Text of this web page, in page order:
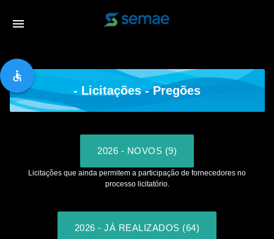
menu
accessible
- Licitações - Pregões
2026 - NOVOS (9)
Licitações que ainda permitem a participação de fornecedores no
processo licitatório.
2026 - JÁ REALIZADOS (64)